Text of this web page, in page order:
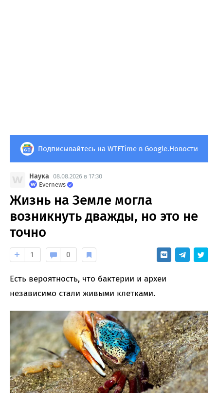
Подписывайтесь на WTFTime в Google.Новости
Наука 08.08.2026 в 17:30
Evernews
Жизнь на Земле могла
возникнуть дважды, но это не
точно
1 0
Есть вероятность, что бактерии и археи
независимо стали живыми клетками.